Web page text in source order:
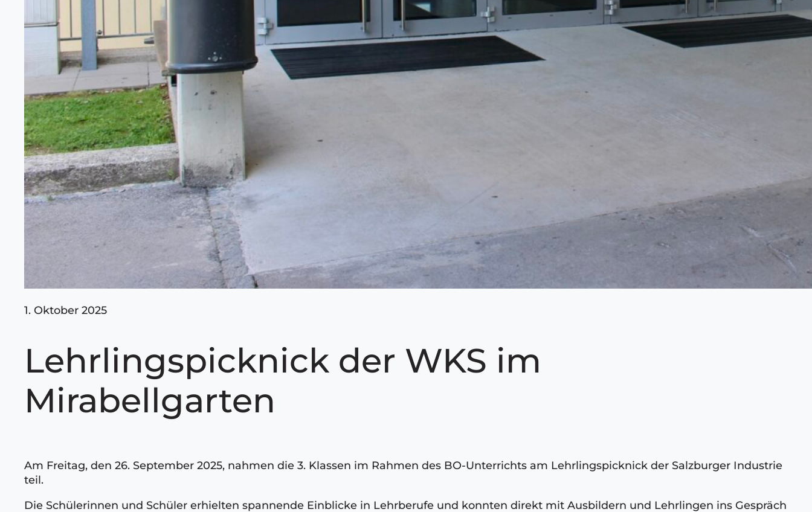
1. Oktober 2025
Lehrlingspicknick der WKS im
Mirabellgarten
Am Freitag, den 26. September 2025, nahmen die 3. Klassen im Rahmen des BO-Unterrichts am Lehrlingspicknick der Salzburger Industrie
teil.
Die Schülerinnen und Schüler erhielten spannende Einblicke in Lehrberufe und konnten direkt mit Ausbildern und Lehrlingen ins Gespräch